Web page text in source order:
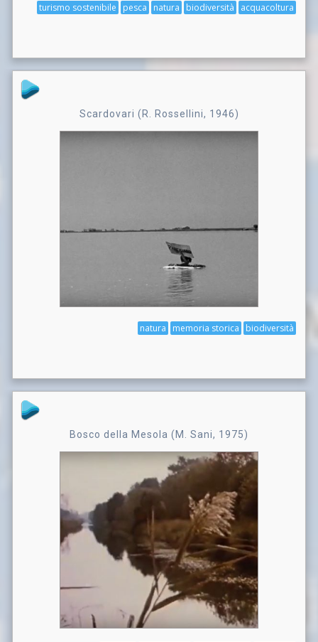
acquacoltura
biodiversità
natura
pesca
turismo sostenibile
Scardovari (R. Rossellini, 1946)
biodiversità
memoria storica
natura
Bosco della Mesola (M. Sani, 1975)